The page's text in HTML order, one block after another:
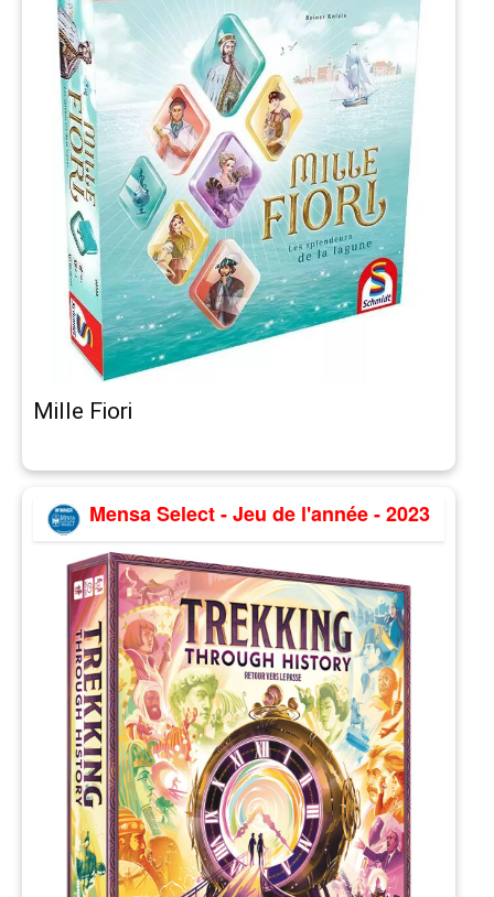
Mille Fiori
Mensa Select - Jeu de l'année - 2023